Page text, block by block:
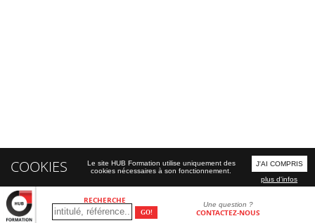
RECHERCHE Une question ?
CONTACTEZ-NOUS
COOKIES
Le site HUB Formation utilise uniquement des
cookies nécessaires à son fonctionnement.
J'AI COMPRIS
plus d'infos